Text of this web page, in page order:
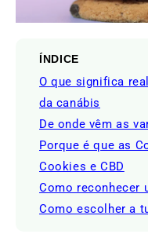
ÍNDICE
O que significa
da canábis
De onde vêm as
Porque é que as
Cookies e CBD
Como reconhecer
Como escolher a